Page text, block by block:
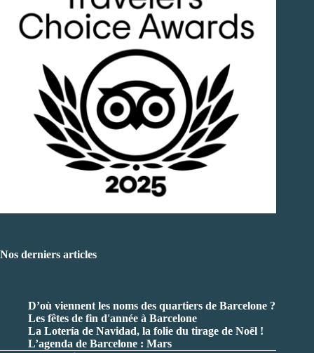
Nos derniers articles
D’où viennent les noms des quartiers de Barcelone ?
Les fêtes de fin d'année à Barcelone
La Lotería de Navidad, la folie du tirage de Noël !
L’agenda de Barcelone : Mars